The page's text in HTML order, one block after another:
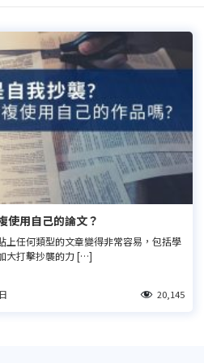
使用自己的論文？
上任何類型的文章變得非常容易，包括學
大打擊抄襲的力 […]
20,145